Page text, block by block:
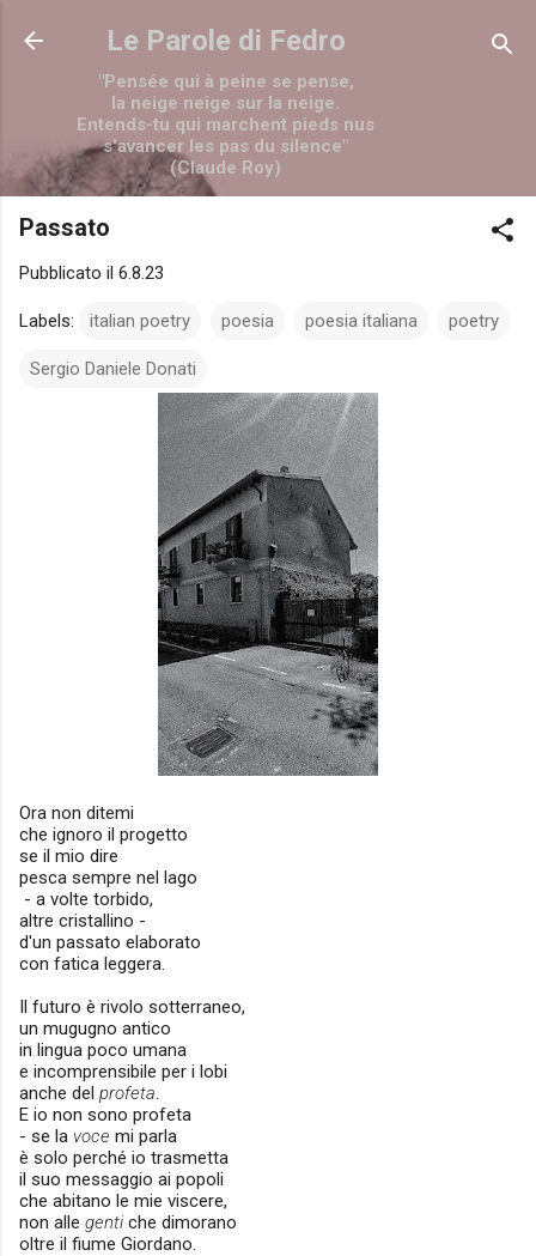
Passa ai contenuti principali
Le Parole di Fedro
"Pensée qui à peine se pense,
la neige neige sur la neige.
Entends-tu qui marchent pieds nus
s'avancer les pas du silence"
(Claude Roy)
Passato
Pubblicato il 6.8.23
Labels: italian poetry poesia poesia italiana poetry
Sergio Daniele Donati
Ora non ditemi
che ignoro il progetto
se il mio dire
pesca sempre nel lago
- a volte torbido,
altre cristallino -
d'un passato elaborato
con fatica leggera.
Il futuro è rivolo sotterraneo,
un mugugno antico
in lingua poco umana
e incomprensibile per i lobi
anche del profeta.
E io non sono profeta
- se la voce mi parla
è solo perché io trasmetta
il suo messaggio ai popoli
che abitano le mie viscere,
non alle genti che dimorano
oltre il fiume Giordano.